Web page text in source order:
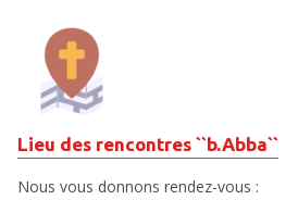
Lieu des rencontres ``b.Abba``
Nous vous donnons rendez-vous :